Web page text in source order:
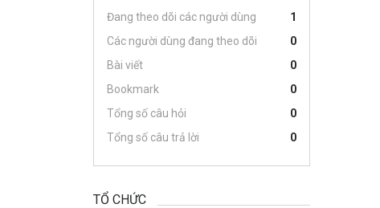
Đang theo dõi các người dùng
1
Các người dùng đang theo dõi
0
Bài viết
0
Bookmark
0
Tổng số câu hỏi
0
Tổng số câu trả lời
0
TỔ CHỨC